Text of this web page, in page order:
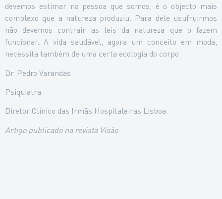
devemos estimar na pessoa que somos, é o objecto mais
complexo que a natureza produziu. Para dele usufruirmos
não devemos contrair as leis da natureza que o fazem
funcionar. A vida saudável, agora um conceito em moda,
necessita também de uma certa ecologia do corpo
Dr. Pedro Varandas
Psiquiatra
Diretor Clínico das Irmãs Hospitaleiras Lisboa
Artigo publicado na revista Visão